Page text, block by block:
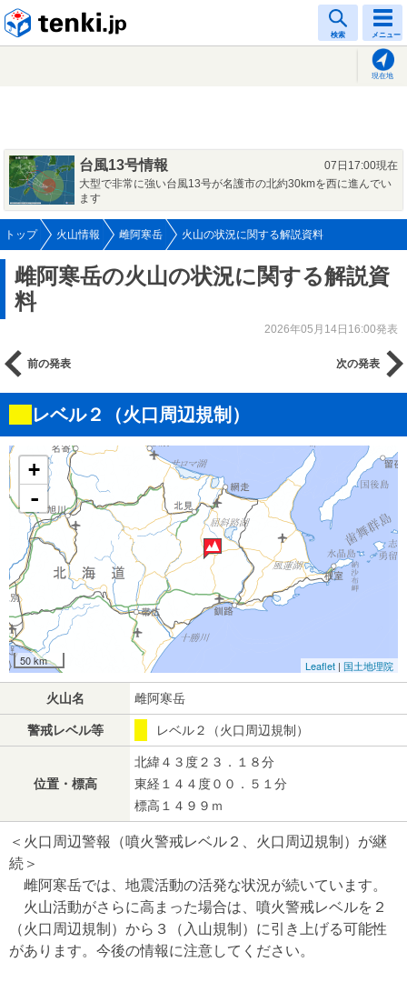
検索 メニュー
現在地
台風13号情報
07日17:00現在
大型で非常に強い台風13号が名護市の北約30kmを西に進んでい
ます
トップ 火山情報 雌阿寒岳 火山の状況に関する解説資料
雌阿寒岳の火山の状況に関する解説資
料
2026年05月14日16:00発表
前の発表 次の発表
レベル２（火口周辺規制）
+
-
50 km Leaflet | 国土地理院
火山名 雌阿寒岳
警戒レベル等 レベル２（火口周辺規制）
位置・標高
北緯４３度２３．１８分
東経１４４度００．５１分
標高１４９９ｍ
＜火口周辺警報（噴火警戒レベル２、火口周辺規制）が継
続＞
雌阿寒岳では、地震活動の活発な状況が続いています。
火山活動がさらに高まった場合は、噴火警戒レベルを２
（火口周辺規制）から３（入山規制）に引き上げる可能性
があります。今後の情報に注意してください。